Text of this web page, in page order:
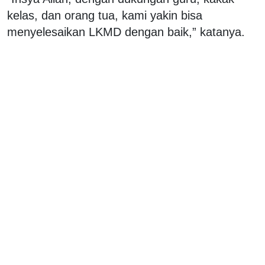
kelas, dan orang tua, kami yakin bisa
menyelesaikan LKMD dengan baik,” katanya.